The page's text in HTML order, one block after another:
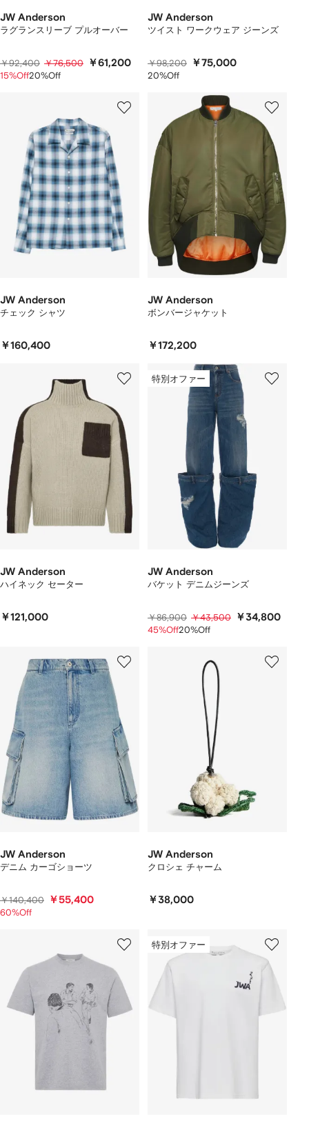
JW Anderson
ラグランスリーブ プルオーバー
￥92,400 ￥76,500 ￥61,200
15%Off20%Off
JW Anderson
ツイスト ワークウェア ジーンズ
￥98,200 ￥75,000
20%Off
JW Anderson
チェック シャツ
￥160,400
JW Anderson
ボンバージャケット
￥172,200
JW Anderson
ハイネック セーター
￥121,000
特別オファー
JW Anderson
バケット デニムジーンズ
￥86,900 ￥43,500 ￥34,800
45%Off20%Off
JW Anderson
デニム カーゴショーツ
￥140,400 ￥55,400
60%Off
JW Anderson
クロシェ チャーム
￥38,000
特別オファー